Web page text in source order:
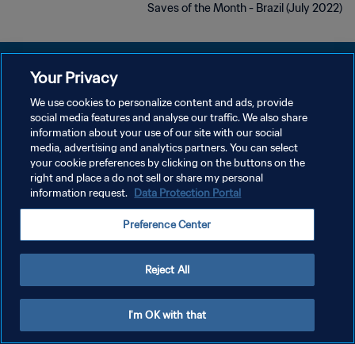
Saves of the Month - Brazil (July 2022)
سياسة الخصوصية
شروط الخدمة
إدارة تفضيلات ملفات تعريف الارتباط
Your Privacy
We use cookies to personalize content and ads, provide
social media features and analyse our traffic. We also share
information about your use of our site with our social
media, advertising and analytics partners. You can select
your cookie preferences by clicking on the buttons on the
right and place a do not sell or share my personal
information request. Data Protection Portal
Preference Center
Reject All
I'm OK with that